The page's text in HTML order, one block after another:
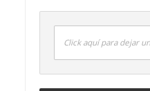
Click aquí para dejar